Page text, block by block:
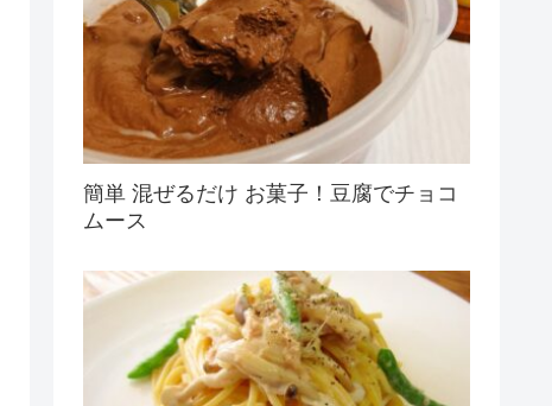
簡単 混ぜるだけ お菓子！豆腐でチョコ
ムース